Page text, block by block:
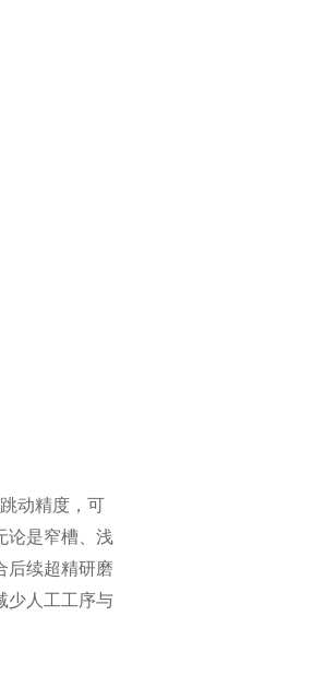
动精度，可
论是窄槽、浅
后续超精研磨
少人工工序与